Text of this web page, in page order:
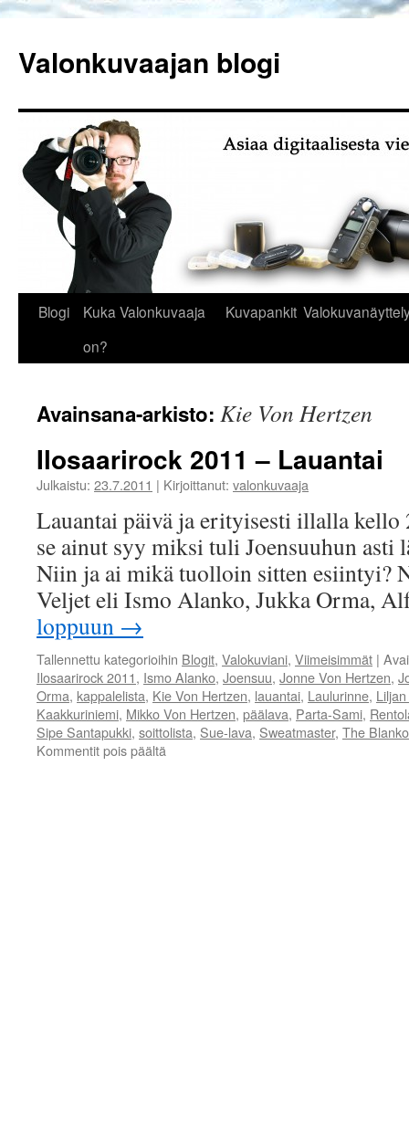
Valonkuvaajan blogi
Blogi
Kuka Valonkuvaaja
on?
Kuvapankit
Avainsana-arkisto: Kie Von Hertzen
Ilosaarirock 2011 – Lauantai
Julkaistu: 23.7.2011 | Kirjoittanut: valonkuvaaja
Lauantai päivä ja erityisesti illalla
se ainut syy miksi tuli Joensuuhun asti
Niin ja ai mikä tuolloin sitten esiintyi?
Veljet eli Ismo Alanko, Jukka Orma,
loppuun →
Tallennettu kategorioihin Blogit, Valokuviani, Viimeisimmät |
Ilosaarirock 2011, Ismo Alanko, Joensuu, Jonne Von Hertzen,
Orma, kappalelista, Kie Von Hertzen, lauantai, Laulurinne,
Kaakkuriniemi, Mikko Von Hertzen, päälava, Parta-Sami,
Sipe Santapukki, soittolista, Sue-lava, Sweatmaster, The Blanko
Kommentit pois päältä